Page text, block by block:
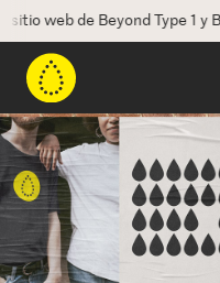
web de Beyond Type 1 y
Beyond Type 1
Beyond Type 2